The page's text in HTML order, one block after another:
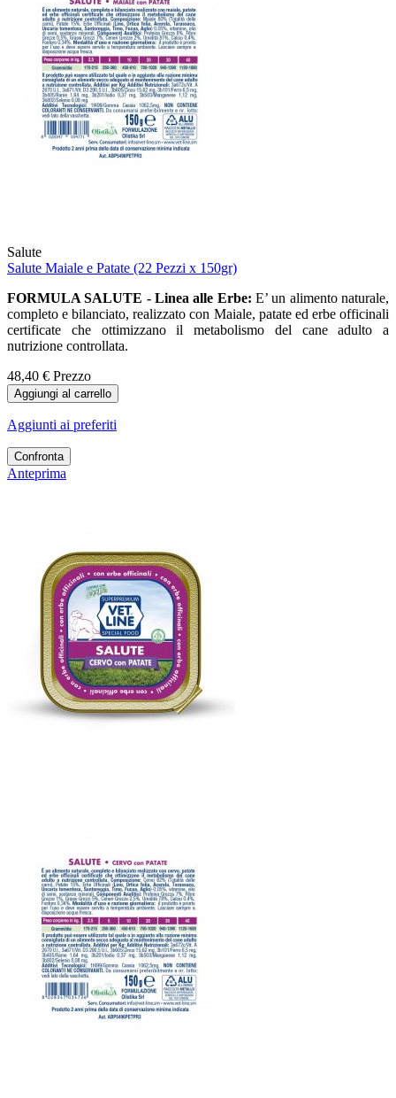
Salute
Salute Maiale e Patate (22 Pezzi x 150gr)
FORMULA SALUTE - Linea alle Erbe: E’ un alimento naturale,
completo e bilanciato, realizzato con Maiale, patate ed erbe officinali
certificate che ottimizzano il metabolismo del cane adulto a
nutrizione controllata.
48,40 € Prezzo
Aggiungi al carrello
Aggiunti ai preferiti
Confronta
Anteprima